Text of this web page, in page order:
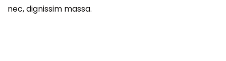
nec, dignissim massa.